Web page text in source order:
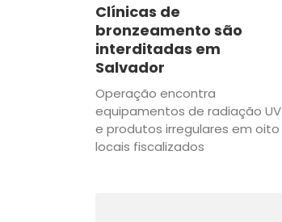
Clínicas de
bronzeamento são
interditadas em
Salvador
Operação encontra
equipamentos de radiação UV
e produtos irregulares em oito
locais fiscalizados